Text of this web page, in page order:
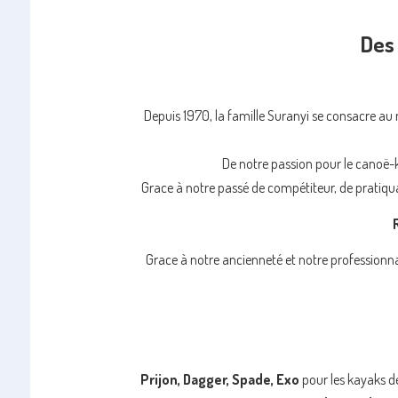
Depuis 1970, la famille Suranyi se consacre
De notre passion pour le
Grace à notre passé de compétiteur, de
Grace à notre ancienneté et notre
Prijon, Dagger, Spade, Exo pour les kayaks